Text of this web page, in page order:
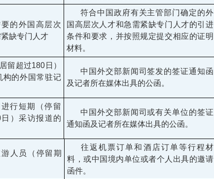
的外国高层次
缺专门人才
符合中国政府有关主管部门确定的外
国高层次人才和急需紧缺专门人才的引进
条件和要求，并按照规定提交相应的证明
材料。
留超过180 日）
构的外国常驻记
中国外交部新闻司签发的签证通知函
及记者所在媒体出具的公函。
行短期（停留
日）采访报道的
中国外交部新闻司或有关单位的签证
通知函及记者所在媒体出具的公函。
游人员（停留期
往返机票订单和酒店订单等行程材
料，或中国境内单位或者个人出具的邀请
函件。